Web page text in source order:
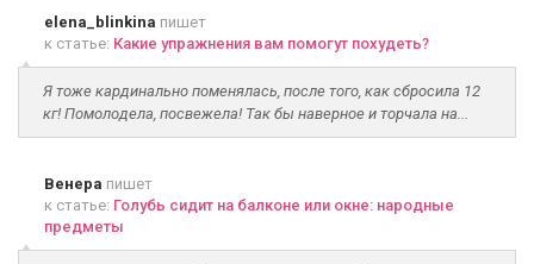
elena_blinkina пишет
к статье: Какие упражнения вам помогут похудеть?
Я тоже кардинально поменялась, после того, как сбросила 12
кг! Помолодела, посвежела! Так бы наверное и торчала на...
Венера пишет
к статье: Голубь сидит на балконе или окне: народные
предметы